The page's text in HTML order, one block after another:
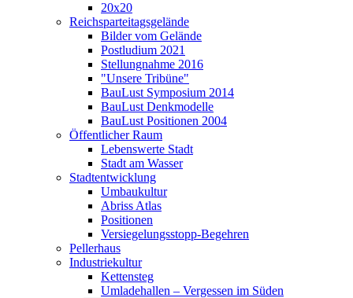
20x20
Reichsparteitagsgelände
Bilder vom Gelände
Postludium 2021
Stellungnahme 2016
"Unsere Tribüne"
BauLust Symposium 2014
BauLust Denkmodelle
BauLust Positionen 2004
Öffentlicher Raum
Lebenswerte Stadt
Stadt am Wasser
Stadtentwicklung
Umbaukultur
Abriss Atlas
Positionen
Versiegelungsstopp-Begehren
Pellerhaus
Industriekultur
Kettensteg
Umladehallen – Vergessen im Süden